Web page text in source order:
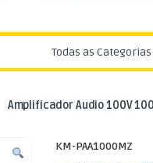
Amplificador Audio 100V
KM-PAA1000MZ